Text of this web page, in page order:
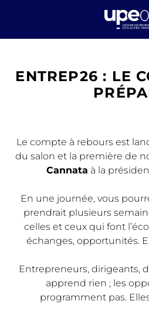
ENTREP26 : LE
Le compte à rebours est
du salon et la première de
Cannata à la
En une journée, vous
prendrait plusieurs
celles et ceux qui font
échanges, opportunités.
Entrepreneurs, dirigeants,
apprend rien ; les
programment pas.